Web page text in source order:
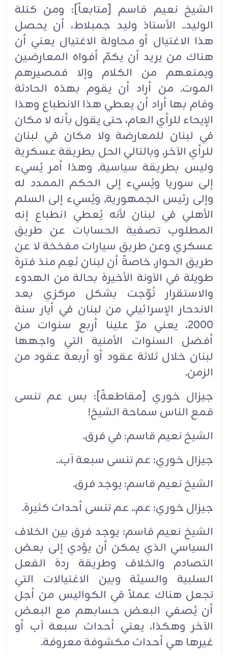
الشيخ نعيم قاسم [متابعاً]: ومن كتلة
الوليد.. الأستاذ وليد جمبلاط، أن يحصل
هذا الاغتيال أو محاولة الاغتيال يعني أن
هناك من يريد أن يكمّ أفواه المعارضين
ويمنعهم من الكلام وإلا فمصيرهم
الموت. من أراد أن يقوم بهذه الحادثة
وقام بها أراد أن يعطي هذا الانطباع وهذا
الإيحاء للرأي العام، حتى يقول بأنه لا مكان
في لبنان للمعارضة ولا مكان في لبنان
للرأي الآخر, وبالتالي الحل بطريقة عسكرية
وليس بطريقة سياسية, وهذا أمر يُسيء
إلى سوريا ويُسيء إلى الحكم الممدد له
وإلى رئيس الجمهورية, ويُسيء إلى السلم
الأهلي في لبنان لأنه يُعطي انطباع إنه
المطلوب تصفية الحسابات عن طريق
عسكري وعن طريق سيارات مفخخة لا عن
طريق الحوار, خاصةً أن لبنان نَعِم منذ فترة
طويلة في الآونة الأخيرة بحالة من الهدوء
والاستقرار تُوّجت بشكل مركزي بعد
الاندحار الإسرائيلي من لبنان في أيار سنة
2000، يعني مرّ علينا أربع سنوات من
أفضل السنوات الأمنية التي واجهها
لبنان خلال ثلاثة عقود أو أربعة عقود من
الزمن.‏
جيزال خوري [مقاطعةً]: بس عم تنسى
قمع الناس سماحة الشيخ!‏
الشيخ نعيم قاسم: في فرق.‏
جيزال خوري: عم تنسى سبعة آب..‏
الشيخ نعيم قاسم: يوجد فرق.‏
جيزال خوري: عم.. عم تنسى أحداث كثيرة.‏
الشيخ نعيم قاسم: يوجد فرق بين الخلاف
السياسي الذي يمكن أن يؤدي إلى بعض
التصادم والخلاف وطريقة ردة الفعل
السلبية والسيئة وبين الاغتيالات التي
تجعل هناك عملاً في الكواليس من أجل
أن يُصفي البعض حسابهم مع البعض
الآخر وهكذا، يعني أحداث سبعة آب أو
غيرها هي أحداث مكشوفة معروفة.‏